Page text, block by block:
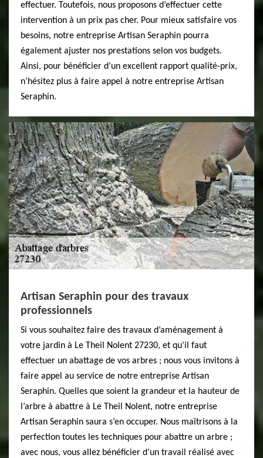
effectuer. Toutefois, nous proposons d’effectuer cette
intervention à un prix pas cher. Pour mieux satisfaire vos
besoins, notre entreprise Artisan Seraphin pourra
également ajuster nos prestations selon vos budgets.
Ainsi, pour bénéficier d’un excellent rapport qualité-prix,
n’hésitez plus à faire appel à notre entreprise Artisan
Seraphin.
Artisan Seraphin pour des travaux
professionnels
Si vous souhaitez faire des travaux d’aménagement à
votre jardin à Le Theil Nolent 27230, et qu’il faut
effectuer un abattage de vos arbres ; nous vous invitons à
faire appel au service de notre entreprise Artisan
Seraphin. Quelles que soient la grandeur et la hauteur de
l’arbre à abattre à Le Theil Nolent, notre entreprise
Artisan Seraphin saura s’en occuper. Nous maîtrisons à la
perfection toutes les techniques pour abattre un arbre ;
avec nous, vous allez bénéficier d’un travail réalisé avec